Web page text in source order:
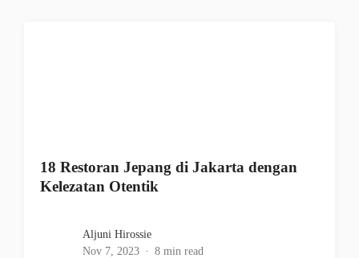
18 Restoran Jepang di Jakarta dengan
Kelezatan Otentik
Aljuni Hirossie
Nov 7, 2023
8 min read